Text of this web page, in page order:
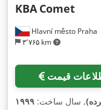
Hlavní město Praha
۳٬۷۶۵ km
KBA Comet
قیمت
, سال ساخت: ۱۹۹۹